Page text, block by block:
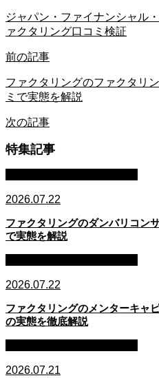
ジャパン・ファイナンシャル
ァクタリング口コミ検証
前の記事
ファクタリングのファクタリ
ミで実態を解説
次の記事
特集記事
2026.07.22
ファクタリングのダンバリコン
で実態を解説
2026.07.22
ファクタリングのメンターキャ
の実態を徹底解説
2026.07.21